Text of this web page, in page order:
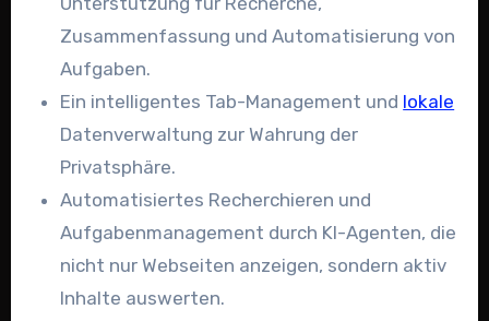
Zusammenfassung und Automatisierung von
Aufgaben.
Ein intelligentes Tab-Management und lokale
Datenverwaltung zur Wahrung der
Privatsphäre.
Automatisiertes Recherchieren und
Aufgabenmanagement durch KI-Agenten, die
nicht nur Webseiten anzeigen, sondern aktiv
Inhalte auswerten.